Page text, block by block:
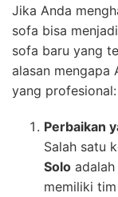
Jika Anda
sofa bisa
sofa baru yang
alasan mengapa
yang profesional:
Perbaikan
Salah satu
Solo
memiliki